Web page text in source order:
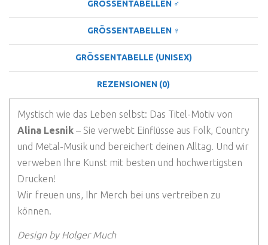
GRÖSSENTABELLEN ♂
GRÖSSENTABELLEN ♀
GRÖSSENTABELLE (UNISEX)
REZENSIONEN (0)
Mystisch wie das Leben selbst: Das Titel-Motiv von
Alina Lesnik – Sie verwebt Einflüsse aus Folk, Country
und Metal-Musik und bereichert deinen Alltag. Und wir
verweben Ihre Kunst mit besten und hochwertigsten
Drucken!
Wir freuen uns, Ihr Merch bei uns vertreiben zu
können.
Design by Holger Much